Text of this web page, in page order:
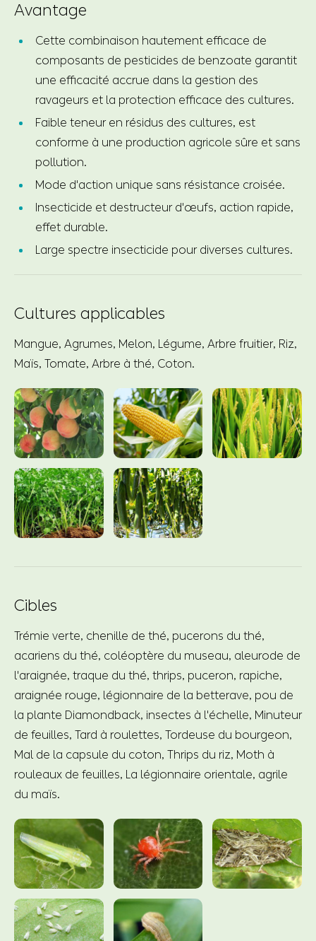
Avantage
Cette combinaison hautement efficace de
composants de pesticides de benzoate garantit
une efficacité accrue dans la gestion des
ravageurs et la protection efficace des cultures.
Faible teneur en résidus des cultures, est
conforme à une production agricole sûre et sans
pollution.
Mode d'action unique sans résistance croisée.
Insecticide et destructeur d'œufs, action rapide,
effet durable.
Large spectre insecticide pour diverses cultures.
Cultures applicables
Mangue, Agrumes, Melon, Légume, Arbre fruitier, Riz,
Maïs, Tomate, Arbre à thé, Coton.
Cibles
Trémie verte, chenille de thé, pucerons du thé,
acariens du thé, coléoptère du museau, aleurode de
l'araignée, traque du thé, thrips, puceron, rapiche,
araignée rouge, légionnaire de la betterave, pou de
la plante Diamondback, insectes à l'échelle, Minuteur
de feuilles, Tard à roulettes, Tordeuse du bourgeon,
Mal de la capsule du coton, Thrips du riz, Moth à
rouleaux de feuilles, La légionnaire orientale, agrile
du maïs.